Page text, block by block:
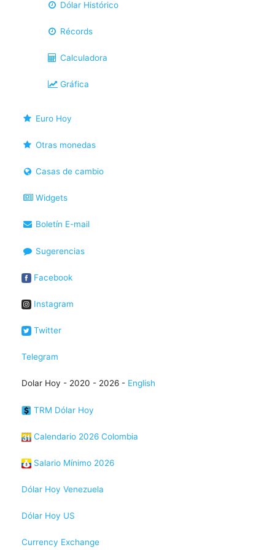
Dólar Histórico
Récords
Calculadora
Gráfica
Euro Hoy
Otras monedas
Casas de cambio
Widgets
Boletín E-mail
Sugerencias
Facebook
Instagram
Twitter
Telegram
Dolar Hoy - 2020 - 2026 - English
TRM Dólar Hoy
Calendario 2026 Colombia
Salario Mínimo 2026
Dólar Hoy Venezuela
Dólar Hoy US
Currency Exchange